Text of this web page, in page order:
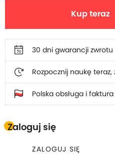
Zaloguj się
ZALOGUJ SIĘ
Kup teraz
30 dni gwarancji
Rozpocznij naukę
Polska obsługa i faktura
Odkryj powiązane tematy